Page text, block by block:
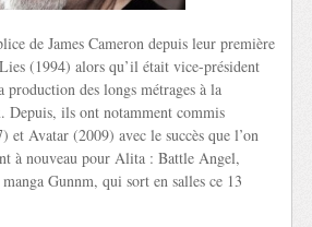
de James Cameron depuis leur première
(1994) alors qu’il était vice-président
production des longs métrages à la
Depuis, ils ont notamment commis
et Avatar (2009) avec le succès que l’on
à nouveau pour Alita : Battle Angel,
Gunnm, qui sort en salles ce 13